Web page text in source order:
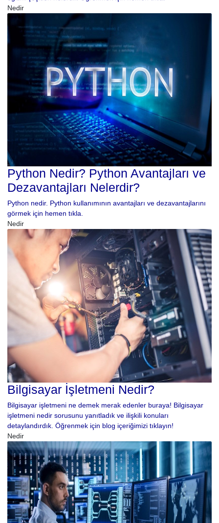
Nedir
Python Nedir? Python Avantajları ve
Dezavantajları Nelerdir?
Python nedir. Python kullanımının avantajları ve dezavantajlarını
görmek için hemen tıkla.
Nedir
Bilgisayar İşletmeni Nedir?
Bilgisayar işletmeni ne demek merak edenler buraya! Bilgisayar
işletmeni nedir sorusunu yanıtladık ve ilişkili konuları
detaylandırdık. Öğrenmek için blog içeriğimizi tıklayın!
Nedir